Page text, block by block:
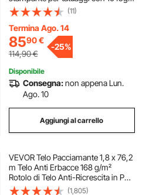
macchina per trasferimento
tatuaggi, compatibile per telefoni
iOS e Android, iPad e PC (con
custodia)
(11)
Termina Ago. 14
8590€
114,90€
-25%
Disponibile
Consegna:non appena Lun.
Ago. 10
Aggiungi al carrello
VEVOR Telo Pacciamante 1,8 x 76,2
m Telo Anti Erbacce 168 g/m²
Rotolo di Telo Anti-Ricrescita in PP
Tessuto per Protezione Contro le
(1,805)